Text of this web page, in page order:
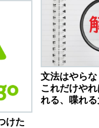
文法はやらな
これだけや
れる、喋れ
けた